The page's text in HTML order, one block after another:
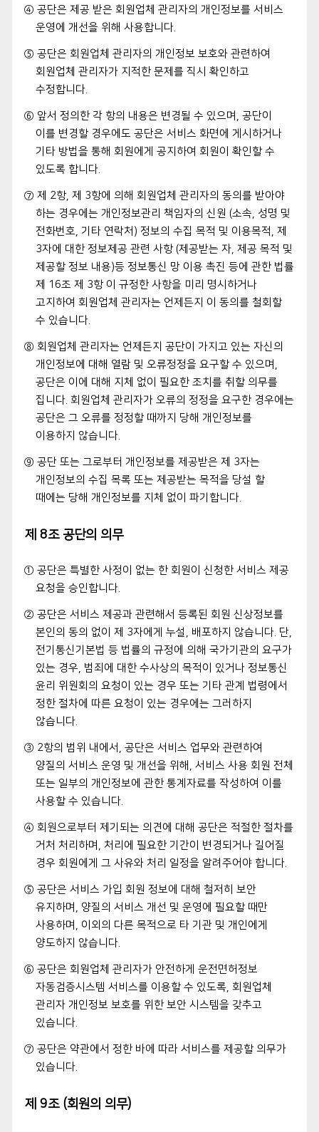
④ 공단은 제공 받은 회원업체 관리자의 개인정보를 서비스
운영에 개선을 위해 사용합니다.
⑤ 공단은 회원업체 관리자의 개인정보 보호와 관련하여
회원업체 관리자가 지적한 문제를 직시 확인하고
수정합니다.
⑥ 앞서 정의한 각 항의 내용은 변경될 수 있으며, 공단이
이를 변경할 경우에도 공단은 서비스 화면에 게시하거나
기타 방법을 통해 회원에게 공지하여 회원이 확인할 수
있도록 합니다.
⑦ 제 2항, 제 3항에 의해 회원업체 관리자의 동의를 받아야
하는 경우에는 개인정보관리 책임자의 신원 (소속, 성명 및
전화번호, 기타 연락처) 정보의 수집 목적 및 이용목적, 제
3자에 대한 정보제공 관련 사항 (제공받는 자, 제공 목적 및
제공할 정보 내용)등 정보통신 망 이용 촉진 등에 관한 법률
제 16조 제 3항 이 규정한 사항을 미리 명시하거나
고지하여 회원업체 관리자는 언제든지 이 동의를 철회할
수 있습니다.
⑧ 회원업체 관리자는 언제든지 공단이 가지고 있는 자신의
개인정보에 대해 열람 및 오류정정을 요구할 수 있으며,
공단은 이에 대해 지체 없이 필요한 조치를 취할 의무를
집니다. 회원업체 관리자가 오류의 정정을 요구한 경우에는
공단은 그 오류를 정정할 때까지 당해 개인정보를
이용하지 않습니다.
⑨ 공단 또는 그로부터 개인정보를 제공받은 제 3자는
개인정보의 수집 목록 또는 제공받는 목적을 당설 할
때에는 당해 개인정보를 지체 없이 파기합니다.
제 8조 공단의 의무
① 공단은 특별한 사정이 없는 한 회원이 신청한 서비스 제공
요청을 승인합니다.
② 공단은 서비스 제공과 관련해서 등록된 회원 신상정보를
본인의 동의 없이 제 3자에게 누설, 배포하지 않습니다. 단,
전기통신기본법 등 법률의 규정에 의해 국가기관의 요구가
있는 경우, 범죄에 대한 수사상의 목적이 있거나 정보통신
윤리 위원회의 요청이 있는 경우 또는 기타 관계 법령에서
정한 절차에 따른 요청이 있는 경우에는 그러하지
않습니다.
③ 2항의 범위 내에서, 공단은 서비스 업무와 관련하여
양질의 서비스 운영 및 개선을 위해, 서비스 사용 회원 전체
또는 일부의 개인정보에 관한 통계자료를 작성하여 이를
사용할 수 있습니다.
④ 회원으로부터 제기되는 의견에 대해 공단은 적절한 절차를
거처 처리하며, 처리에 필요한 기간이 변경되거나 길어질
경우 회원에게 그 사유와 처리 일정을 알려주어야 합니다.
⑤ 공단은 서비스 가입 회원 정보에 대해 철저히 보안
유지하며, 양질의 서비스 개선 및 운영에 필요할 때만
사용하며, 이외의 다른 목적으로 타 기관 및 개인에게
양도하지 않습니다.
⑥ 공단은 회원업체 관리자가 안전하게 운전면허정보
자동검증시스템 서비스를 이용할 수 있도록, 회원업체
관리자 개인정보 보호를 위한 보안 시스템을 갖추고
있습니다.
⑦ 공단은 약관에서 정한 바에 따라 서비스를 제공할 의무가
있습니다.
제 9조 (회원의 의무)